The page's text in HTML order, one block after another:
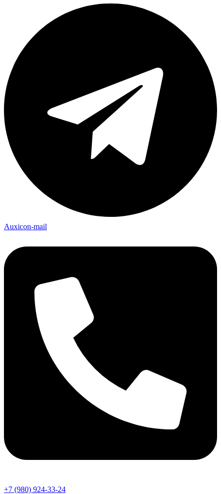
Auxicon-mail
+7 (980) 924-33-24